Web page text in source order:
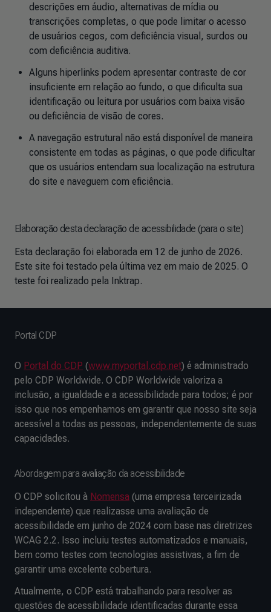
descrições em áudio, alternativas de mídia ou
transcrições completas, o que pode limitar o acesso
de usuários cegos, com deficiência visual, surdos ou
com deficiência auditiva.
Alguns hiperlinks podem apresentar contraste de cor
insuficiente em relação ao fundo, o que dificulta sua
identificação ou leitura por usuários com baixa visão
ou deficiência de visão de cores.
A navegação estrutural não está disponível de maneira
consistente em todas as páginas, o que pode dificultar
que os usuários entendam sua localização na estrutura
do site e naveguem com eficiência.
Elaboração desta declaração de acessibilidade (para o site)
Esta declaração foi elaborada em 12 de junho de 2026.
Este site foi testado pela última vez em maio de 2025. O
teste foi realizado pela Inktrap.
Portal CDP
O Portal do CDP (www.myportal.cdp.net) é administrado
pelo CDP Worldwide. O CDP Worldwide valoriza a
inclusão, a igualdade e a acessibilidade para todos; é por
isso que nos empenhamos em garantir que nosso site seja
acessível a todas as pessoas, independentemente de suas
capacidades.
Abordagem para avaliação da acessibilidade
O CDP solicitou à Nomensa (uma empresa terceirizada
independente) que realizasse uma avaliação de
acessibilidade em junho de 2024 com base nas diretrizes
WCAG 2.2. Isso incluiu testes automatizados e manuais,
bem como testes com tecnologias assistivas, a fim de
garantir uma excelente cobertura.
Atualmente, o CDP está trabalhando para resolver as
questões de acessibilidade identificadas durante essa